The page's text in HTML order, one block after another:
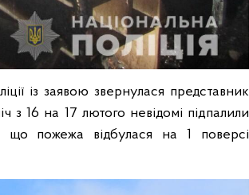
із заявою звернулася представник
з 16 на 17 лютого невідомі підпалили
що пожежа відбулася на 1 поверсі